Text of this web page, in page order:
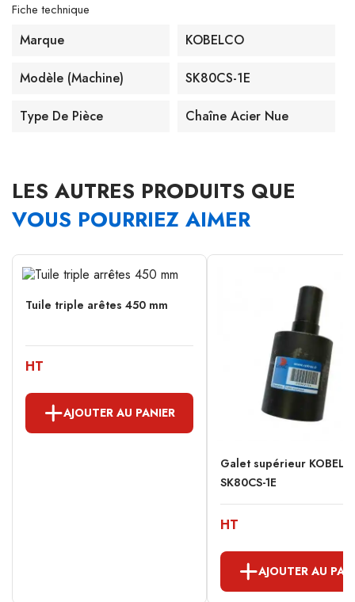
Fiche technique
Marque KOBELCO
Modèle (machine) SK80CS-1E
Type De Pièce Chaîne Acier Nue
LES AUTRES PRODUITS QUE
VOUS POURRIEZ AIMER
Tuile triple arêtes 450 mm
HT
AJOUTER AU PANIER
Galet supérieur
SK80CS-1E
HT
AJOUTER AU